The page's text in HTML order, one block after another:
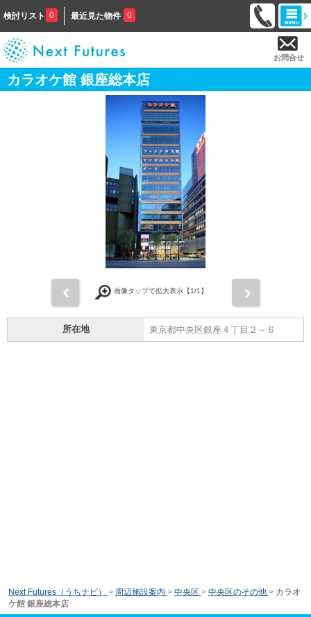
検討リスト 0 最近見た物件 0
お問合せ
カラオケ館 銀座総本店
画像タップで拡大表示【1/1】
所在地 東京都中央区銀座４丁目２－６
Next Futures（うちナビ） > 周辺施設案内 > 中央区 > 中央区のその他 > カラオ
ケ館 銀座総本店